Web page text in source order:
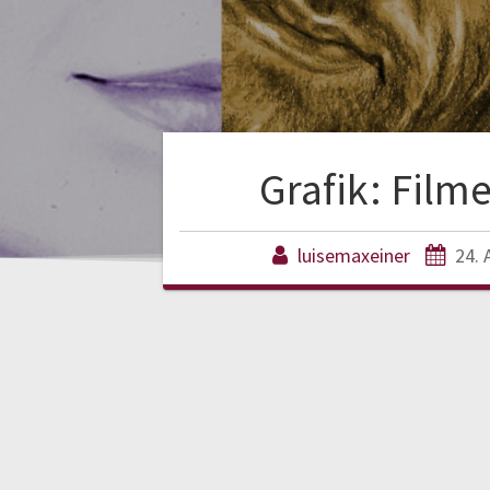
Grafik:
luisemaxeiner 24.